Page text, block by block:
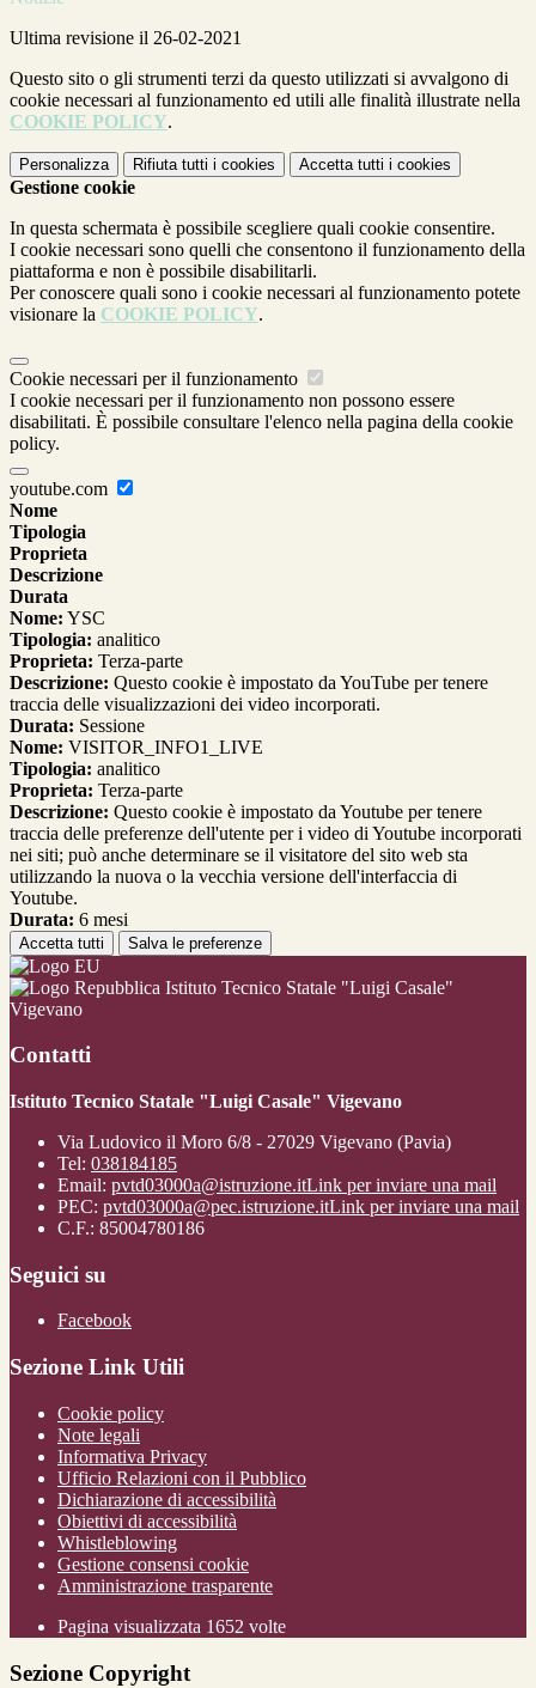
Ultima revisione il 26-02-2021
Questo sito o gli strumenti terzi da questo utilizzati si avvalgono di
cookie necessari al funzionamento ed utili alle finalità illustrate nella
COOKIE POLICY.
Personalizza Rifiuta tutti i cookies Accetta tutti i cookies
Gestione cookie
In questa schermata è possibile scegliere quali cookie consentire.
I cookie necessari sono quelli che consentono il funzionamento della
piattaforma e non è possibile disabilitarli.
Per conoscere quali sono i cookie necessari al funzionamento potete
visionare la COOKIE POLICY.
Cookie necessari per il funzionamento
I cookie necessari per il funzionamento non possono essere
disabilitati. È possibile consultare l'elenco nella pagina della cookie
policy.
youtube.com
Nome
Tipologia
Proprieta
Descrizione
Durata
Nome: YSC
Tipologia: analitico
Proprieta: Terza-parte
Descrizione: Questo cookie è impostato da YouTube per tenere
traccia delle visualizzazioni dei video incorporati.
Durata: Sessione
Nome: VISITOR_INFO1_LIVE
Tipologia: analitico
Proprieta: Terza-parte
Descrizione: Questo cookie è impostato da Youtube per tenere
traccia delle preferenze dell'utente per i video di Youtube incorporati
nei siti; può anche determinare se il visitatore del sito web sta
utilizzando la nuova o la vecchia versione dell'interfaccia di
Youtube.
Durata: 6 mesi
Accetta tutti Salva le preferenze
Istituto Tecnico Statale "Luigi Casale"
Vigevano
Contatti
Istituto Tecnico Statale "Luigi Casale" Vigevano
Via Ludovico il Moro 6/8 - 27029 Vigevano (Pavia)
Tel: 038184185
Email: pvtd03000a@istruzione.itLink per inviare una mail
PEC: pvtd03000a@pec.istruzione.itLink per inviare una mail
C.F.: 85004780186
Seguici su
Facebook
Sezione Link Utili
Cookie policy
Note legali
Informativa Privacy
Ufficio Relazioni con il Pubblico
Dichiarazione di accessibilità
Obiettivi di accessibilità
Whistleblowing
Gestione consensi cookie
Amministrazione trasparente
Pagina visualizzata 1652 volte
Sezione Copyright